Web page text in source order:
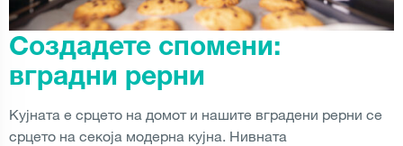
Создадете спомени:
вградни рерни
Кујната е срцето на домот и нашите вградени рерни се
срцето на секоја модерна кујна. Нивната